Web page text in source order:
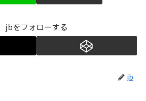
jbをフォローする
jb